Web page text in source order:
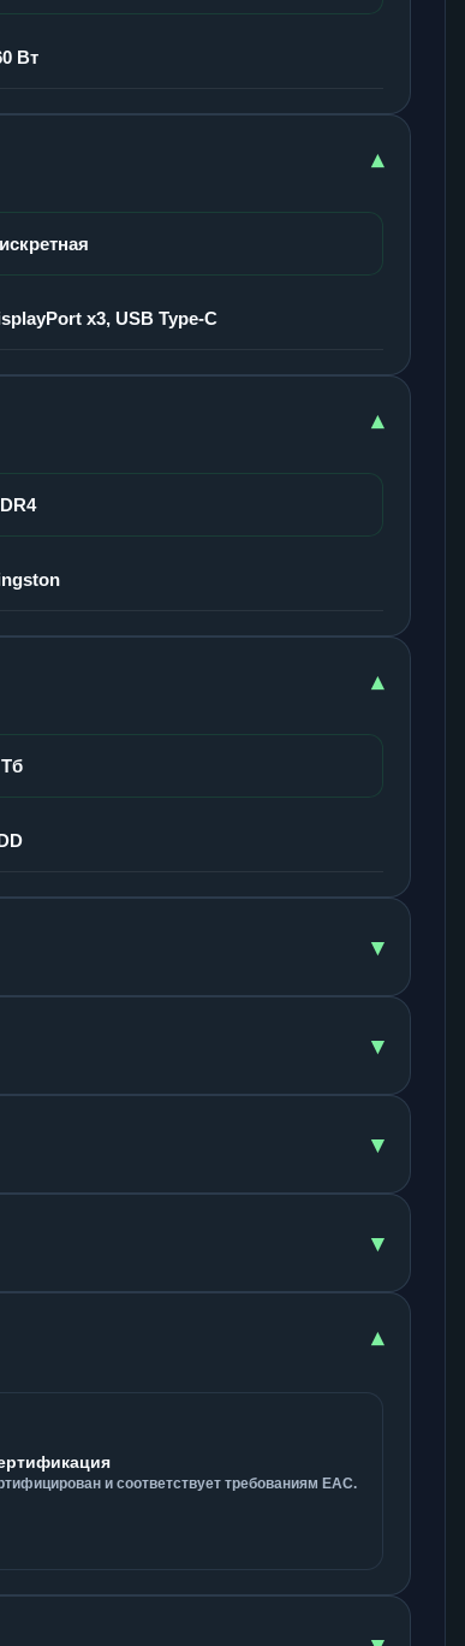
Вт
▾
x3, USB Type-C
▾
▾
▾
▾
▾
▾
▾
и соответствует требованиям ЕАС.